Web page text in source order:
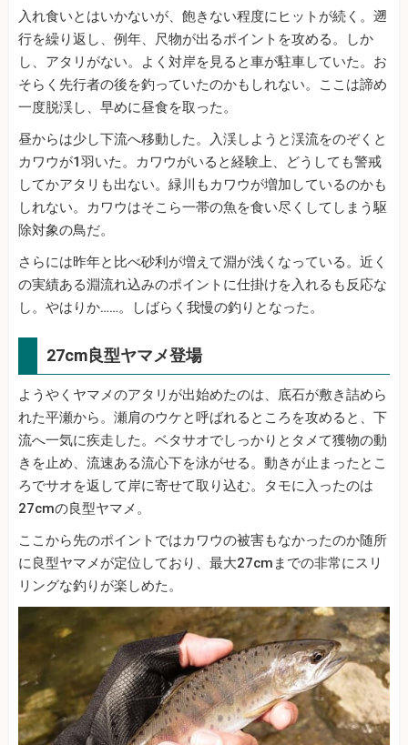
入れ食いとはいかないが、飽きない程度にヒットが続く。遡
行を繰り返し、例年、尺物が出るポイントを攻める。しか
し、アタリがない。よく対岸を見ると車が駐車していた。お
そらく先行者の後を釣っていたのかもしれない。ここは諦め
一度脱渓し、早めに昼食を取った。
昼からは少し下流へ移動した。入渓しようと渓流をのぞくと
カワウが1羽いた。カワウがいると経験上、どうしても警戒
してかアタリも出ない。緑川もカワウが増加しているのかも
しれない。カワウはそこら一帯の魚を食い尽くしてしまう駆
除対象の鳥だ。
さらには昨年と比べ砂利が増えて淵が浅くなっている。近く
の実績ある淵流れ込みのポイントに仕掛けを入れるも反応な
し。やはりか……。しばらく我慢の釣りとなった。
27cm良型ヤマメ登場
ようやくヤマメのアタリが出始めたのは、底石が敷き詰めら
れた平瀬から。瀬肩のウケと呼ばれるところを攻めると、下
流へ一気に疾走した。ベタサオでしっかりとタメて獲物の動
きを止め、流速ある流心下を泳がせる。動きが止まったとこ
ろでサオを返して岸に寄せて取り込む。タモに入ったのは
27cmの良型ヤマメ。
ここから先のポイントではカワウの被害もなかったのか随所
に良型ヤマメが定位しており、最大27cmまでの非常にスリ
リングな釣りが楽しめた。